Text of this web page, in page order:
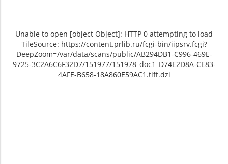
Unable to open [object Object]: HTTP 0 attempting to load
TileSource: https://content.prlib.ru/fcgi-bin/iipsrv.fcgi?
DeepZoom=/var/data/scans/public/AB294DB1-C996-469E-
9725-3C2A6C6F32D7/151977/151978_doc1_D74E2D8A-CE83-
4AFE-B658-18A860E59AC1.tiff.dzi